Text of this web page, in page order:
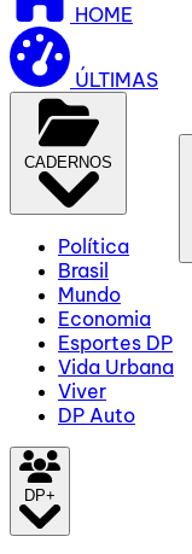
HOME
ÚLTIMAS
CADERNOS
Política
Brasil
Mundo
Economia
Esportes DP
Vida Urbana
Viver
DP Auto
DP+